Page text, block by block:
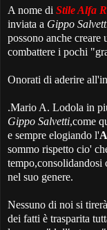
A nome di Stile Alfa
inviata a Gippo
possono anche creare
combattere i pochi
Onorati di aderire
.Mario A. Lodola in
Gippo Salvetti,come
e sempre elogiando l'
sommo rispetto cio'
tempo,consolidandosi
nel suo genere.
Nessuno di noi si
dei fatti è trasparita